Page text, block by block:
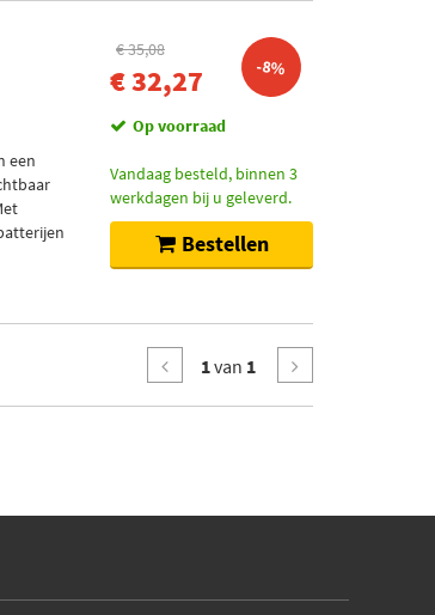
een
€ 35,08
€ 32,27 -8%
Op voorraad
Vandaag besteld, binnen 3
werkdagen bij u geleverd.
Bestellen
1van 1